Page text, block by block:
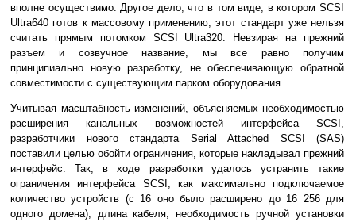
вполне осуществимо. Другое дело, что в том виде, в котором SCSI
Ultra640 готов к массовому применению, этот стандарт уже нельзя
считать прямым потомком SCSI Ultra320. Невзирая на прежний
разъем и созвучное название, мы все равно получим
принципиально новую разработку, не обеспечивающую обратной
совместимости с существующим парком оборудования.
Учитывая масштабность изменений, объясняемых необходимостью
расширения канальных возможностей интерфейса SCSI,
разработчики нового стандарта Serial Attached SCSI (SAS)
поставили целью обойти ограничения, которые накладывал прежний
интерфейс. Так, в ходе разработки удалось устранить такие
ограничения интерфейса SCSI, как максимально подключаемое
количество устройств (с 16 оно было расширено до 16 256 для
одного домена), длина кабеля, необходимость ручной установки